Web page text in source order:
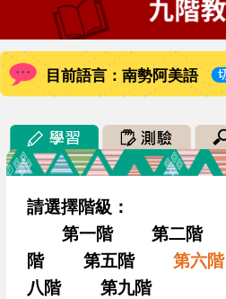
目前語言：南勢阿美語
請選擇階級：
第一階
第二階
階
第五階 第六階
八階
第九階